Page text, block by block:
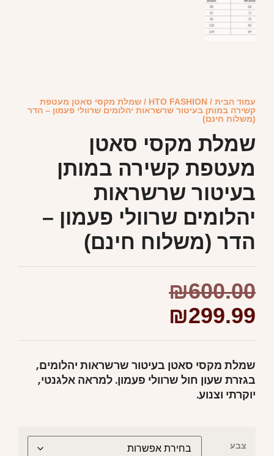
עמוד הבית /
HTO FASHION / שמלת מקסי סאטן מעטפת
קשירה במותן בעיטור שרשראות יהלומים שרוולי פעמון – הדר
(משלוח חינם)
שמלת מקסי סאטן
מעטפת קשירה במותן
בעיטור שרשראות
יהלומים שרוולי פעמון –
הדר (משלוח חינם)
₪600.00
₪299.99
שמלת מקסי סאטן בעיטור שרשראות יהלומים,
בגזרת שעון חול שרוולי פעמון. למראה אלגנטי,
יוקרתי וצנוע.
צבע